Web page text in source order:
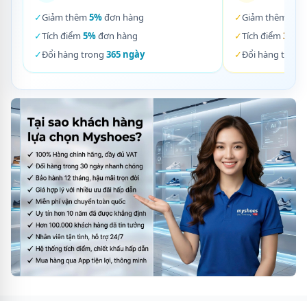
✓Giảm thêm 5%đơn hàng
✓Tích điểm 5%đơn hàng
✓Đổi hàng trong 365 ngày
✓Giảm thêm
✓Tích điểm 3%
✓Đổi hàng trong